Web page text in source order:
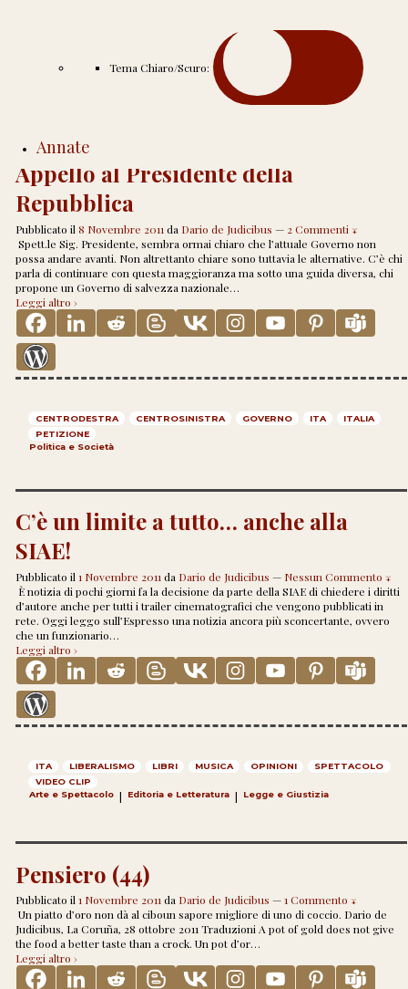
Tema Chiaro/Scuro:
Annate
ETICA
PRIVILEGI
Appello al Presidente della
Repubblica
Pubblicato il 8 Novembre 2011 da Dario de Judicibus — 2 Commenti ↓
Spett.le Sig. Presidente, sembra ormai chiaro che l’attuale Governo non
possa andare avanti. Non altrettanto chiare sono tuttavia le alternative. C’è chi
parla di continuare con questa maggioranza ma sotto una guida diversa, chi
propone un Governo di salvezza nazionale…
Leggi altro ›
CENTRODESTRA CENTROSINISTRA GOVERNO ITA
ITALIA
PETIZIONE
Politica e Società
C’è un limite a tutto… anche alla
SIAE!
Pubblicato il 1 Novembre 2011 da Dario de Judicibus — Nessun Commento ↓
È notizia di pochi giorni fa la decisione da parte della SIAE di chiedere i diritti
d’autore anche per tutti i trailer cinematografici che vengono pubblicati in
rete. Oggi leggo sull’Espresso una notizia ancora più sconcertante, ovvero
che un funzionario…
Leggi altro ›
ITA LIBERALISMO LIBRI MUSICA OPINIONI
SPETTACOLO
VIDEO CLIP
Arte e Spettacolo| Editoria e Letteratura| Legge e Giustizia
Pensiero (44)
Pubblicato il1 Novembre 2011da Dario de Judicibus —1 Commento ↓
Un piatto d’oro non dà al ciboun sapore migliore di uno di coccio. Dario de
Judicibus, La Coruña, 28 ottobre 2011 Traduzioni A pot of gold does not give
the food a better taste than a crock. Un pot d’or…
Leggi altro ›